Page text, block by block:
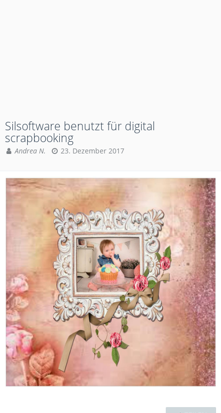
Silsoftware benutzt für digital
scrapbooking
Andrea N. 23. Dezember 2017